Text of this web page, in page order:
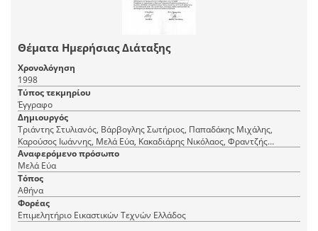
Θέματα Ημερήσιας Διάταξης
Χρονολόγηση
1998
Τύπος τεκμηρίου
Έγγραφο
Δημιουργός
Τριάντης Στυλιανός, Βάρβογλης Σωτήριος, Παπαδάκης Μιχάλης,
Καρούσος Ιωάννης, Μελά Εύα, Κακαδιάρης Νικόλαος, Φραντζής
Μιχάλης, [-], Ρόθος Κωνσταντίνος, Σοφρά-Μαλλιάρου Βασιλική
Αναφερόμενο πρόσωπο
Μελά Εύα
Τόπος
Αθήνα
Φορέας
Επιμελητήριο Εικαστικών Τεχνών Ελλάδος